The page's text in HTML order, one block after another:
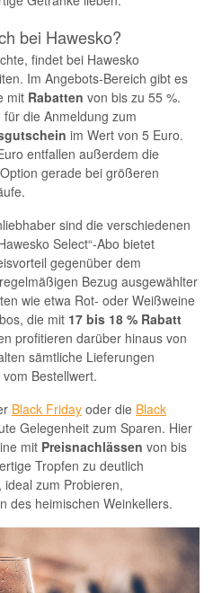
bei Hawesko?
findet bei Hawesko
Im Angebots-Bereich gibt es
mit Rabatten von bis zu 55 %.
die Anmeldung zum
im Wert von 5 Euro.
entfallen außerdem die
gerade bei größeren
sind die verschiedenen
Select“-Abo bietet
gegenüber dem
Bezug ausgewählter
wie etwa Rot- oder Weißweine
die mit 17 bis 18 % Rabatt
profitieren darüber hinaus von
sämtliche Lieferungen
Bestellwert.
Black Friday oder die Black
Gelegenheit zum Sparen. Hier
mit Preisnachlässen von bis
Tropfen zu deutlich
zum Probieren,
des heimischen Weinkellers.